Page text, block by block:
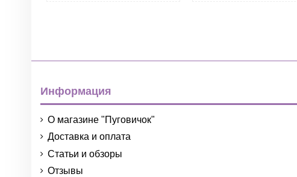
Информация
О магазине "Пуговичок"
Доставка и оплата
Статьи и обзоры
Отзывы